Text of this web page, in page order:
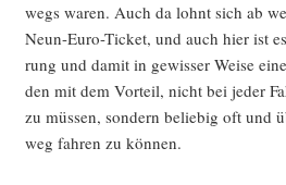
wegs waren. Auch da lohnt sich ab
Neun-Euro-Ticket, und auch hier ist
rung und damit in gewis­ser Wei­se
den mit dem Vor­teil, nicht bei jeder
zu müs­sen, son­dern belie­big oft und
weg fah­ren zu können.